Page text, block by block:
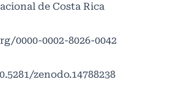
de Costa Rica
0000-0002-8026-0042
zenodo.14788238